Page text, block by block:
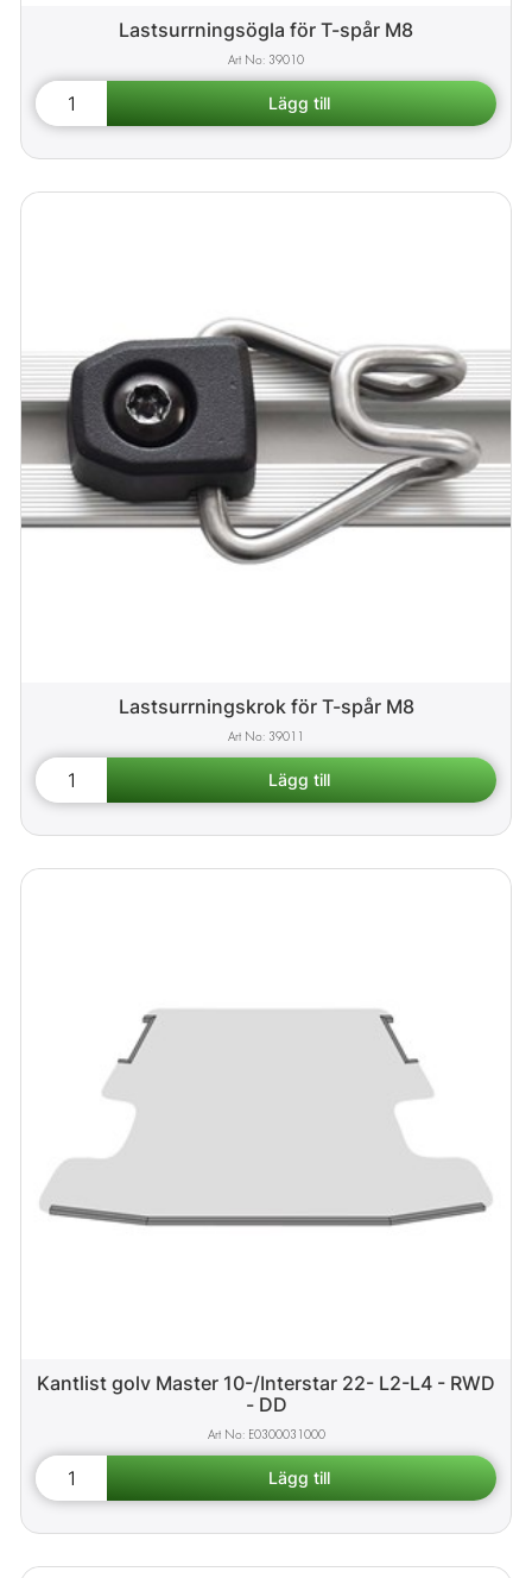
Lastsurrningsögla för T-spår M8
39010
Lastsurrningskrok för T-spår M8
39011
Kantlist golv Master 10-/Interstar 22- L2-L4 - RWD
- DD
E0300031000